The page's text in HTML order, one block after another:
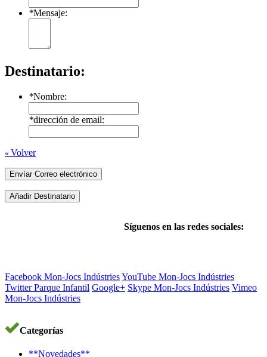
*Mensaje:
Destinatario:
*Nombre:
*dirección de email:
« Volver
Envíar Correo electrónico
Añadir Destinatario
Síguenos en las redes sociales:
Facebook Mon-Jocs IndústriesYouTube Mon-Jocs Indústries
Twitter Parque Infantil Google+ Skype Mon-Jocs Indústries Vimeo
Mon-Jocs Indústries
Categorías
**Novedades**